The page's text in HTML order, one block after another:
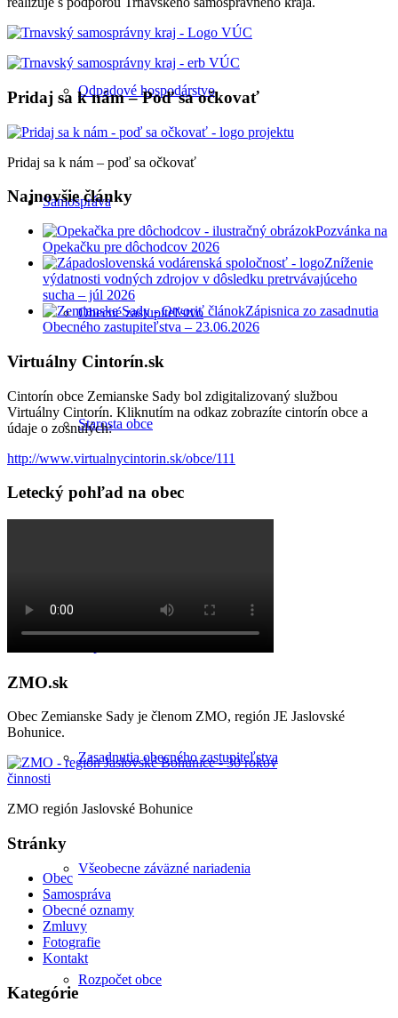
Odpadové hospodárstvo
Samospráva
Obecné zastupiteľstvo
Starosta obce
Zasadnutia obecného zastupiteľstva
Všeobecne záväzné nariadenia
Rozpočet obce
Pridaj sa k nám – Poď sa očkovať
Pridaj sa k nám – poď sa očkovať
Najnovšie články
Pozvánka na
Opekačku pre dôchodcov 2026
Zníženie
výdatnosti vodných zdrojov v dôsledku pretrvávajúceho
sucha – júl 2026
Zápisnica zo zasadnutia
Obecného zastupiteľstva – 23.06.2026
Virtuálny Cintorín.sk
Cintorín obce Zemianske Sady bol zdigitalizovaný službou
Virtuálny Cintorín. Kliknutím na odkaz zobrazíte cintorín obce a
údaje o zosnulých:
http://www.virtualnycintorin.sk/obce/111
Letecký pohľad na obec
ZMO.sk
Obec Zemianske Sady je členom ZMO, región JE Jaslovské
Bohunice.
ZMO región Jaslovské Bohunice
Stránky
Obec
Samospráva
Obecné oznamy
Zmluvy
Fotografie
Kontakt
Kategórie